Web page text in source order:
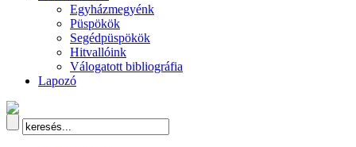
Egyházmegyénk
Püspökök
Segédpüspökök
Hitvallóink
Válogatott bibliográfia
Lapozó